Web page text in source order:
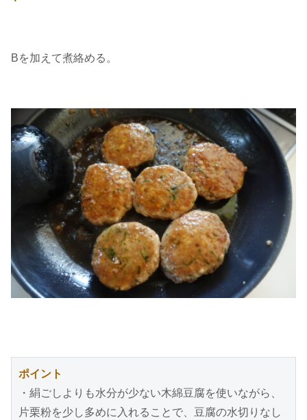
Bを加えて煮絡める。
ポイント
・絹ごしよりも水分が少ない木綿豆腐を使いながら、
片栗粉を少し多めに入れることで、豆腐の水切りなし